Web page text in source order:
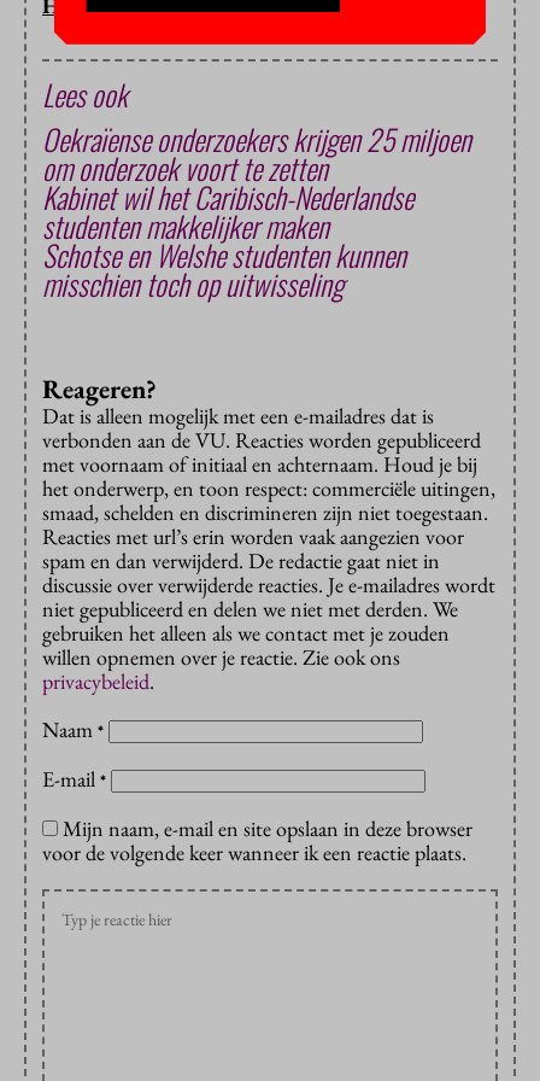
HOP/IS
Lees ook
Oekraïense onderzoekers krijgen 25 miljoen
om onderzoek voort te zetten
Kabinet wil het Caribisch-Nederlandse
studenten makkelijker maken
Schotse en Welshe studenten kunnen
misschien toch op uitwisseling
Reageren?
Dat is alleen mogelijk met een e-mailadres dat is
verbonden aan de VU. Reacties worden gepubliceerd
met voornaam of initiaal en achternaam. Houd je bij
het onderwerp, en toon respect: commerciële uitingen,
smaad, schelden en discrimineren zijn niet toegestaan.
Reacties met url’s erin worden vaak aangezien voor
spam en dan verwijderd. De redactie gaat niet in
discussie over verwijderde reacties. Je e-mailadres wordt
niet gepubliceerd en delen we niet met derden. We
gebruiken het alleen als we contact met je zouden
willen opnemen over je reactie. Zie ook ons
privacybeleid.
Naam *
E-mail *
Mijn naam, e-mail en site opslaan in deze browser
voor de volgende keer wanneer ik een reactie plaats.